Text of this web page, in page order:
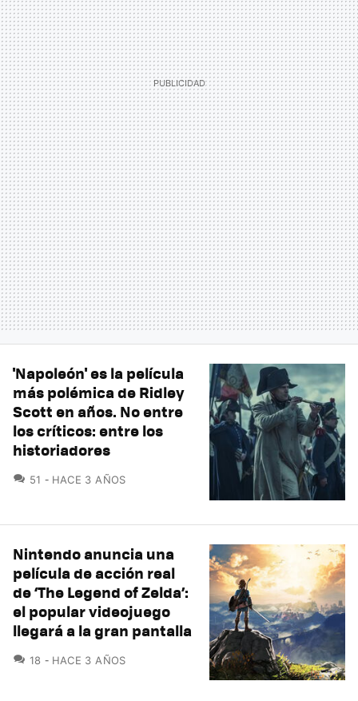
'Napoleón' es la película
más polémica de Ridley
Scott en años. No entre
los críticos: entre los
historiadores
51 COMENTARIOS
HACE 3 AÑOS
Nintendo anuncia una
película de acción real
de ‘The Legend of Zelda’:
el popular videojuego
llegará a la gran pantalla
18 COMENTARIOS
HACE 3 AÑOS